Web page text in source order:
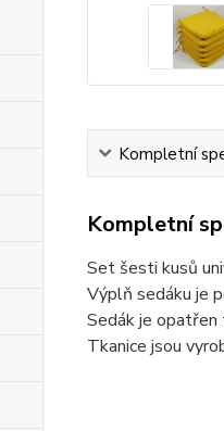
Kompletní
Kompletní
Set šesti kusů
Výplň sedáku je
Sedák je opatřen
Tkanice jsou